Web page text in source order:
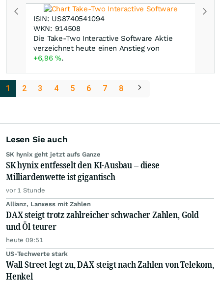
ISIN: US8740541094
WKN: 914508
Die Take-Two Interactive Software Aktie
verzeichnet heute einen Anstieg von
+6,96%.
1 2 3 4 5 6 7 8
Lesen Sie auch
SK hynix geht jetzt aufs Ganze
SK hynix entfesselt den KI-Ausbau – diese
Milliardenwette ist gigantisch
vor 1 Stunde
Allianz, Lanxess mit Zahlen
DAX steigt trotz zahlreicher schwacher Zahlen, Gold
und Öl teurer
heute 09:51
US-Techwerte stark
Wall Street legt zu, DAX steigt nach Zahlen von Telekom,
Henkel